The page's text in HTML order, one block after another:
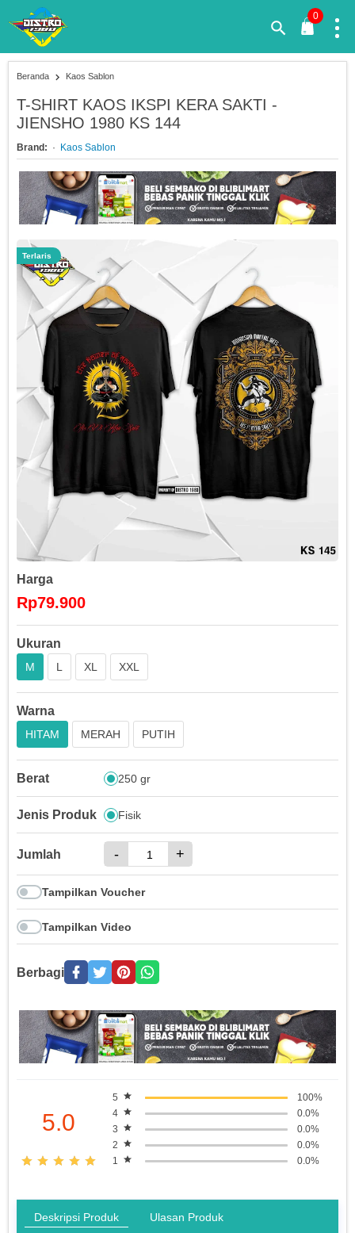
0
Beranda Kaos Sablon
T-SHIRT KAOS IKSPI KERA SAKTI -
JIENSHO 1980 KS 144
Brand: Kaos Sablon
Terlaris
Harga
Rp79.900
Ukuran
M L XL XXL
Warna
HITAM MERAH PUTIH
Berat 250 gr
Jenis Produk Fisik
Jumlah - +
Tampilkan Voucher
Tampilkan Video
Berbagi
5.0
5
100%
4
0.0%
3
0.0%
2
0.0%
1
0.0%
Deskripsi Produk Ulasan Produk